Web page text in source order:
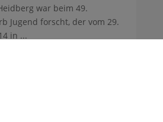
war beim 49.
Jugend forscht, der vom 29.
in ...